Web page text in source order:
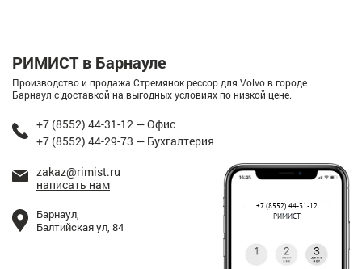
РИМИСТ в Барнауле
Производство и продажа Стремянок рессор для Volvo в городе
Барнаул с доставкой на выгодных условиях по низкой цене.
+7 (8552) 44-31-12 — Офис
+7 (8552) 44-29-73 — Бухгалтерия
zakaz@rimist.ru
написать нам
+7 (8552) 44-31-12
РИМИСТ
Барнаул,
Балтийская ул, 84